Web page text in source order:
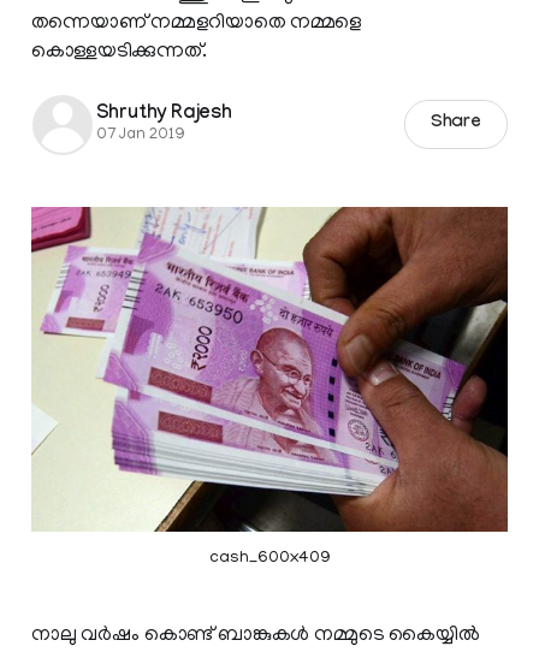
തന്നെയാണ് നമ്മളറിയാതെ നമ്മളെ
കൊള്ളയടിക്കുന്നത്‌.
Shruthy Rajesh
07 Jan 2019
Share
cash_600x409
നാലു വര്‍ഷം കൊണ്ട് ബാങ്കുകള്‍ നമ്മുടെ കൈയ്യില്‍